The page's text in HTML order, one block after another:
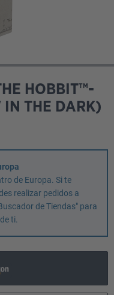
HOBBIT™-
IN THE DARK)
de Europa. Si te
realizar pedidos a
de Tiendas" para
ti.